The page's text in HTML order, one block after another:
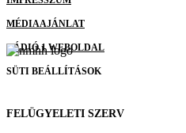
MÉDIAAJÁNLAT
RÁDIÓ 1 WEBOLDAL
SÜTI BEÁLLÍTÁSOK
FELÜGYELETI SZERV